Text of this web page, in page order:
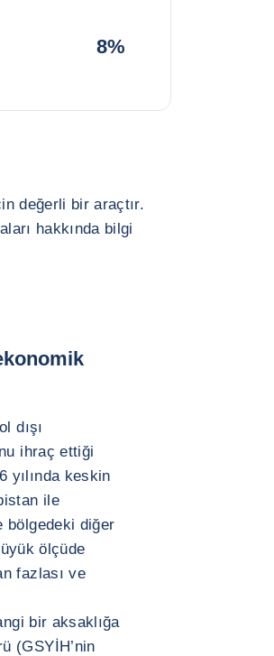
8%
değerli bir araçtır.
hakkında bilgi
dışı
ihraç ettiği
yılında keskin
ile
bölgedeki diğer
ölçüde
fazlası ve
bir aksaklığa
(GSYİH’nin